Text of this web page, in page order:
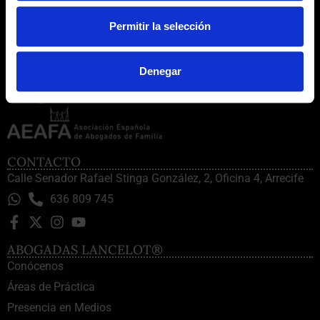
Permitir la selección
Denegar
CONTACTO
Calle Senador Rafael Stinga González, 2, Oficina 4, Arrecife
636 809 745
ABOGADAS LANCELOT®
Conócenos
Áreas de Práctica
Presencia en Medios